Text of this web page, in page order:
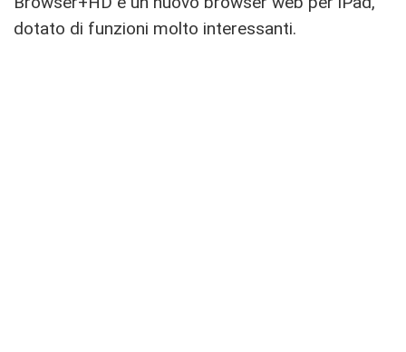
dotato di funzioni molto interessanti.